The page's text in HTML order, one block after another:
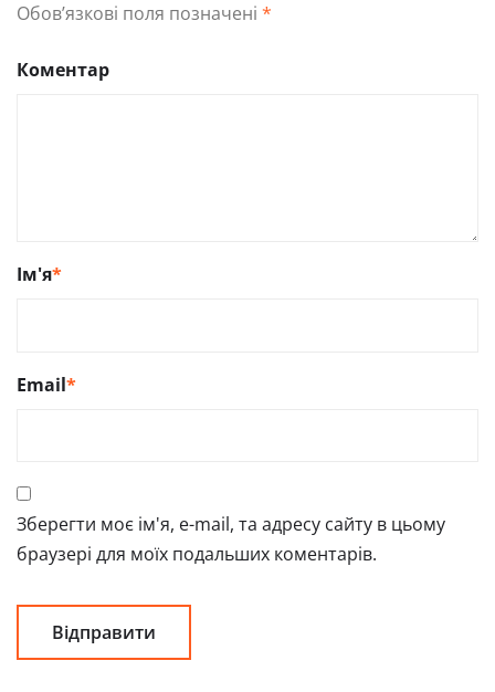
Обов’язкові поля позначені *
Коментар
Ім'я*
Email*
Зберегти моє ім'я, e-mail, та адресу сайту в цьому
браузері для моїх подальших коментарів.